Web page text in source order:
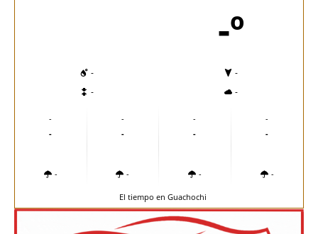
-º
-
-
-
-
-
-
-
-
-
-
-
-
-
-
-
-
El tiempo en Guachochi